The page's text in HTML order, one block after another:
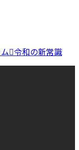
令和の新常識